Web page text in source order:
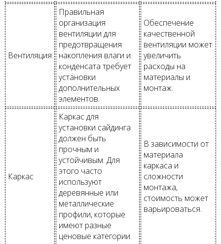
Вентиляция
Правильная
организация
вентиляции для
предотвращения
накопления влаги и
конденсата требует
установки
дополнительных
элементов.
Обеспечение
качественной
вентиляции может
увеличить
расходы на
материалы и
монтаж.
Каркас
Каркас для
установки сайдинга
должен быть
прочным и
устойчивым. Для
этого часто
используют
деревянные или
металлические
профили, которые
имеют разные
ценовые категории.
В зависимости от
материала
каркаса и
сложности
монтажа,
стоимость может
варьироваться.